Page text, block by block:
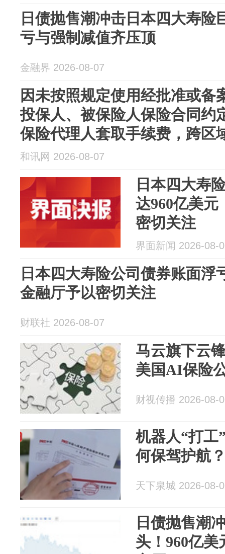
日债抛售潮冲击日本四大寿险
亏与强制减值齐压顶
金融界 2026-08-07
因未按照规定使用经批准或备
投保人、被保险人保险合同约
保险代理人套取手续费，跨区
大泰和财产保险股份有限公...
和讯网 2026-08-07
日本四大寿
达960亿美元
密切关注
界面新闻 2026-08-
日本四大寿险公司债券账面浮
金融厅予以密切关注
财联社 2026-08-07
马云旗下云
美国AI保险
财视传播 2026-08-
机器人“打工
何保驾护航
天下泉城 2026-08-
日债抛售潮
头！960亿